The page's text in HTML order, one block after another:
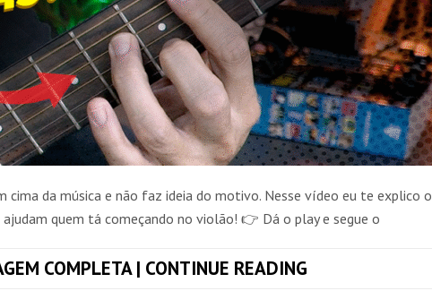
cima da música e não faz ideia do motivo. Nesse vídeo eu te explico o
quem tá começando no violão! 👉 Dá o play e segue o
COMPLETA | CONTINUE READING